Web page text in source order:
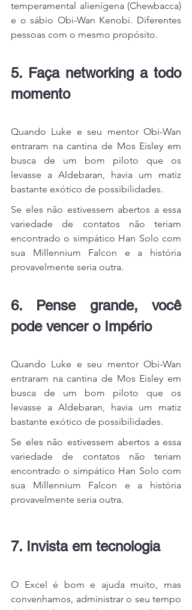
temperamental alienígena (Chewbacca)
e o sábio Obi-Wan Kenobi. Diferentes
pessoas com o mesmo propósito.
5. Faça networking a todo
momento
Quando Luke e seu mentor Obi-Wan
entraram na cantina de Mos Eisley em
busca de um bom piloto que os
levasse a Aldebaran, havia um matiz
bastante exótico de possibilidades.
Se eles não estivessem abertos a essa
variedade de contatos não teriam
encontrado o simpático Han Solo com
sua Millennium Falcon e a história
provavelmente seria outra.
6. Pense grande, você
pode vencer o Império
Quando Luke e seu mentor Obi-Wan
entraram na cantina de Mos Eisley em
busca de um bom piloto que os
levasse a Aldebaran, havia um matiz
bastante exótico de possibilidades.
Se eles não estivessem abertos a essa
variedade de contatos não teriam
encontrado o simpático Han Solo com
sua Millennium Falcon e a história
provavelmente seria outra.
7. Invista em tecnologia
O Excel é bom e ajuda muito, mas
convenhamos, administrar o seu tempo